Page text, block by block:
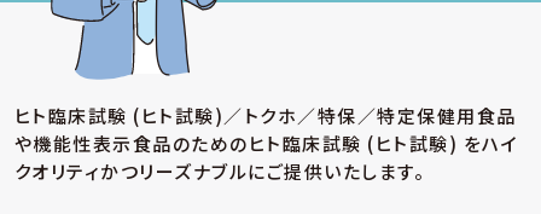
の安全管理のために、以下の措置を講じています。
(ア) 個人情報保護方針の策定
係法令等の遵守」、「個人情報の取得・利用・提
供」、「個人情報の取得元」、「質問および苦情相
談の窓口」等についての個人情報保護方針を策
ヒト臨床試験 (ヒト試験)／トクホ／特保／特定保健用食品
や機能性表示食品のためのヒト臨床試験 (ヒト試験) をハイ
クオリティかつリーズナブルにご提供いたします。